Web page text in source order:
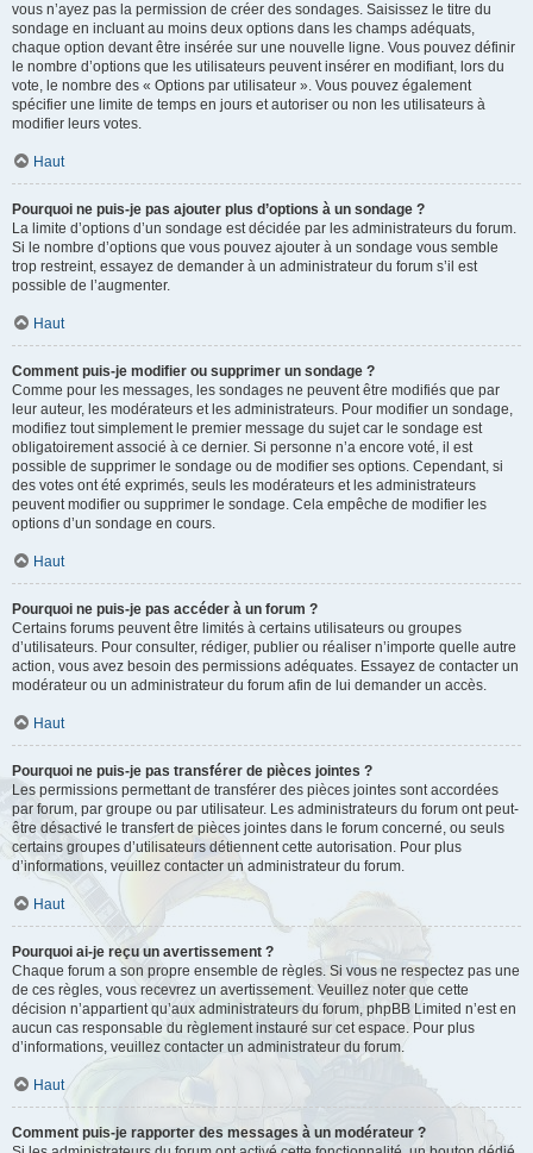
vous n’ayez pas la permission de créer des sondages. Saisissez le titre du
sondage en incluant au moins deux options dans les champs adéquats,
chaque option devant être insérée sur une nouvelle ligne. Vous pouvez définir
le nombre d’options que les utilisateurs peuvent insérer en modifiant, lors du
vote, le nombre des « Options par utilisateur ». Vous pouvez également
spécifier une limite de temps en jours et autoriser ou non les utilisateurs à
modifier leurs votes.
Haut
Pourquoi ne puis-je pas ajouter plus d’options à un sondage ?
La limite d’options d’un sondage est décidée par les administrateurs du forum.
Si le nombre d’options que vous pouvez ajouter à un sondage vous semble
trop restreint, essayez de demander à un administrateur du forum s’il est
possible de l’augmenter.
Haut
Comment puis-je modifier ou supprimer un sondage ?
Comme pour les messages, les sondages ne peuvent être modifiés que par
leur auteur, les modérateurs et les administrateurs. Pour modifier un sondage,
modifiez tout simplement le premier message du sujet car le sondage est
obligatoirement associé à ce dernier. Si personne n’a encore voté, il est
possible de supprimer le sondage ou de modifier ses options. Cependant, si
des votes ont été exprimés, seuls les modérateurs et les administrateurs
peuvent modifier ou supprimer le sondage. Cela empêche de modifier les
options d’un sondage en cours.
Haut
Pourquoi ne puis-je pas accéder à un forum ?
Certains forums peuvent être limités à certains utilisateurs ou groupes
d’utilisateurs. Pour consulter, rédiger, publier ou réaliser n’importe quelle autre
action, vous avez besoin des permissions adéquates. Essayez de contacter un
modérateur ou un administrateur du forum afin de lui demander un accès.
Haut
Pourquoi ne puis-je pas transférer de pièces jointes ?
Les permissions permettant de transférer des pièces jointes sont accordées
par forum, par groupe ou par utilisateur. Les administrateurs du forum ont peut-
être désactivé le transfert de pièces jointes dans le forum concerné, ou seuls
certains groupes d’utilisateurs détiennent cette autorisation. Pour plus
d’informations, veuillez contacter un administrateur du forum.
Haut
Pourquoi ai-je reçu un avertissement ?
Chaque forum a son propre ensemble de règles. Si vous ne respectez pas une
de ces règles, vous recevrez un avertissement. Veuillez noter que cette
décision n’appartient qu’aux administrateurs du forum, phpBB Limited n’est en
aucun cas responsable du règlement instauré sur cet espace. Pour plus
d’informations, veuillez contacter un administrateur du forum.
Haut
Comment puis-je rapporter des messages à un modérateur ?